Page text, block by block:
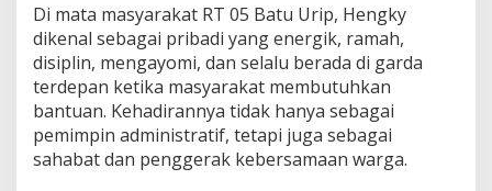
Di mata masyarakat RT 05 Batu Urip, Hengky
dikenal sebagai pribadi yang energik, ramah,
disiplin, mengayomi, dan selalu berada di garda
terdepan ketika masyarakat membutuhkan
bantuan. Kehadirannya tidak hanya sebagai
pemimpin administratif, tetapi juga sebagai
sahabat dan penggerak kebersamaan warga.